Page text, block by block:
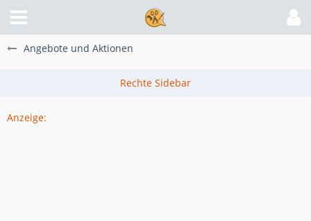
Angebote und Aktionen
Anzeige: